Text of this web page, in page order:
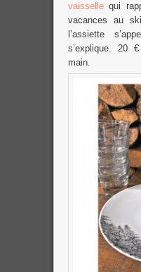
vaissellequi
vacances au
l’assiette
s’explique. 20
main.